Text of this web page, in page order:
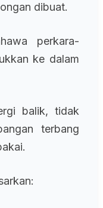
dibuat.
perkara-
ke dalam
balik, tidak
terbang